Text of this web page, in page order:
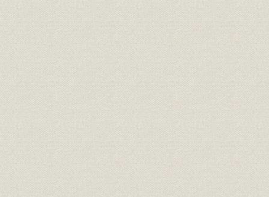
技術
21世紀への架け橋 1990●平成2
年→平成9年●1997
平成2年
年)